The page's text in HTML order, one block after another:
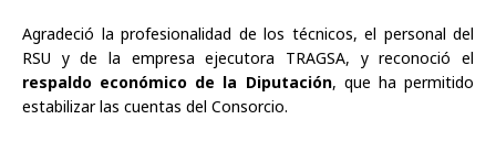
Agradeció la profesionalidad de los técnicos, el personal del
RSU y de la empresa ejecutora TRAGSA, y reconoció el
respaldo económico de la Diputación, que ha permitido
estabilizar las cuentas del Consorcio.